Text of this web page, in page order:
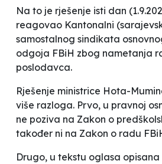
Na to je rješenje isti dan
reagovao Kantonalni
samostalnog sindikata
odgoja FBiH zbog nametanja
poslodavca.
Rješenje ministrice Hota-
više razloga. Prvo, u pravnoj
ne poziva na Zakon o
također ni na Zakon o radu
Drugo, u tekstu oglasa